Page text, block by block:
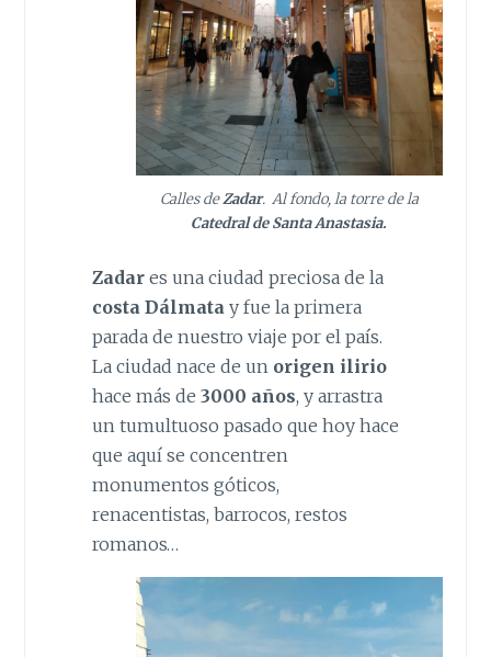
Calles deZadar. Al fondo, la torre de la
Catedral de Santa Anastasia.
Zadares una ciudad preciosa de la
costa Dálmatay fue la primera
parada de nuestro viaje por el país.
La ciudad nace de un origen ilirio
hace más de 3000 años, y arrastra
un tumultuoso pasado que hoy hace
que aquí se concentren
monumentos góticos,
renacentistas, barrocos, restos
romanos…